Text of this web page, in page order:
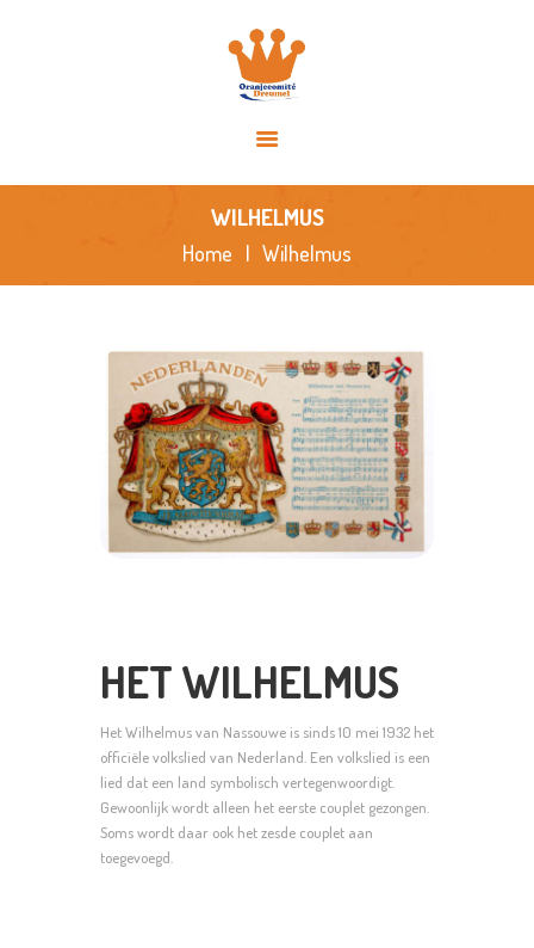
WILHELMUS
Home Wilhelmus
SPONSORS
CONTACT
HET WILHELMUS
Het Wilhelmus van Nassouwe is sinds 10 mei 1932 het
officiële volkslied van Nederland. Een volkslied is een
lied dat een land symbolisch vertegenwoordigt.
Gewoonlijk wordt alleen het eerste couplet gezongen.
Soms wordt daar ook het zesde couplet aan
toegevoegd.